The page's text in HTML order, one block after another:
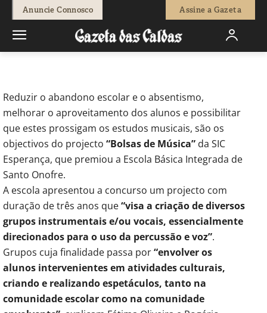
Anuncie Connosco Assine a Gazeta
Redação - 1 de Junho, 2012 0
Reduzir o abandono escolar e o absentismo,
melhorar o aproveitamento dos alunos e possibilitar
que estes prossigam os estudos musicais, são os
objectivos do projecto “Bolsas de Música” da SIC
Esperança, que premiou a Escola Básica Integrada de
Santo Onofre.
A escola apresentou a concurso um projecto com
duração de três anos que“visa a criação de diversos
grupos instrumentais e/ou vocais, essencialmente
direcionados para o uso da percussão e voz”.
Grupos cuja finalidade passa por“envolver os
alunos intervenientes em atividades culturais,
criando e realizando espetáculos, tanto na
comunidade escolar como na comunidade